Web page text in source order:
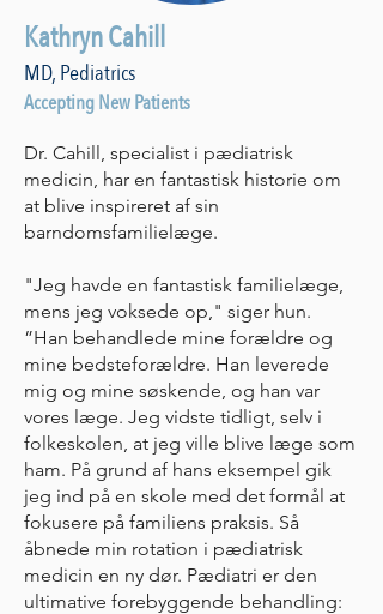
Kathryn Cahill
MD, Pediatrics
Accepting New Patients
Dr. Cahill, specialist i pædiatrisk
medicin, har en fantastisk historie om
at blive inspireret af sin
barndomsfamilielæge.
"Jeg havde en fantastisk familielæge,
mens jeg voksede op," siger hun.
”Han behandlede mine forældre og
mine bedsteforældre. Han leverede
mig og mine søskende, og han var
vores læge. Jeg vidste tidligt, selv i
folkeskolen, at jeg ville blive læge som
ham. På grund af hans eksempel gik
jeg ind på en skole med det formål at
fokusere på familiens praksis. Så
åbnede min rotation i pædiatrisk
medicin en ny dør. Pædiatri er den
ultimative forebyggende behandling: